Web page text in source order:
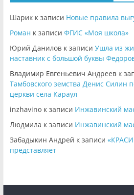
Шарикк записи Новые правила
Роман к записи ФГИС «Моя школа»
Юрий Даниловк записи Ушла из
наставник с большой буквы
Владимир Евгеньевич Андреевк
Тамбовского земства Денис Силин
церкви села Караул
inzhavinoк записи Инжавинский
Людмила к записи Инжавинский
Забадыкин Андрей к записи
представляет